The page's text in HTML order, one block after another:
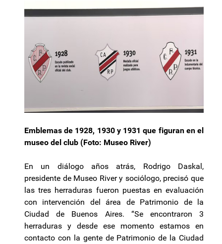
Emblemas de 1928, 1930 y 1931 que figuran en el
museo del club (Foto: Museo River)
En un diálogo años atrás, Rodrigo Daskal,
presidente de Museo River y sociólogo, precisó que
las tres herraduras fueron puestas en evaluación
con intervención del área de Patrimonio de la
Ciudad de Buenos Aires. “Se encontraron 3
herraduras y desde ese momento estamos en
contacto con la gente de Patrimonio de la Ciudad